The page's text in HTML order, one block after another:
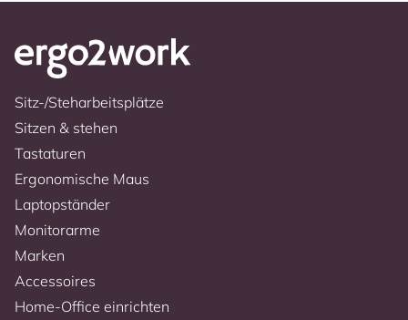
Sitz-/Steharbeitsplätze
Sitzen & stehen
Tastaturen
Ergonomische Maus
Laptopständer
Monitorarme
Marken
Accessoires
Home-Office einrichten